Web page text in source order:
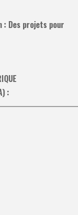
: Des projets pour
: